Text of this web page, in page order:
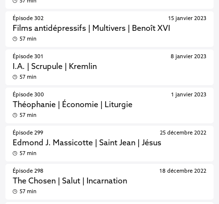
Épisode 302
Films antidépressifs | Multivers | Benoît XVI
15 janvier 2023
57 min
Épisode 301
I.A. | Scrupule | Kremlin
8 janvier 2023
57 min
Épisode 300
Théophanie | Économie | Liturgie
1 janvier 2023
57 min
Épisode 299
Edmond J. Massicotte | Saint Jean | Jésus
25 décembre 2022
57 min
Épisode 298
The Chosen | Salut | Incarnation
18 décembre 2022
57 min